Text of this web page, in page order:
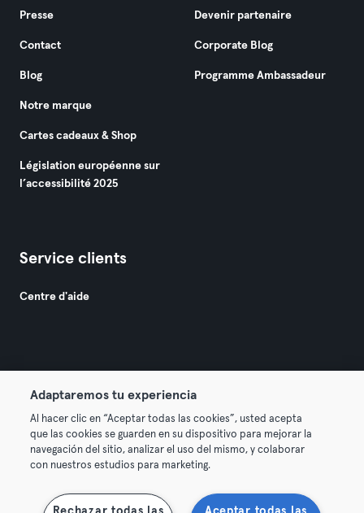
Presse
Contact
Blog
Notre marque
Cartes cadeaux & Shop
Législation européenne sur
l’accessibilité 2025
Devenir partenaire
Corporate Blog
Programme Ambassadeur
Service clients
Centre d'aide
Conditions générales Politique de confidentialité
Mentions légales Résilier les contrats ici
Se rétracter ici
Adaptaremos tu experiencia
Al hacer clic en “Aceptar todas las cookies”, usted acepta
que las cookies se guarden en su dispositivo para mejorar la
navegación del sitio, analizar el uso del mismo, y colaborar
con nuestros estudios para marketing.